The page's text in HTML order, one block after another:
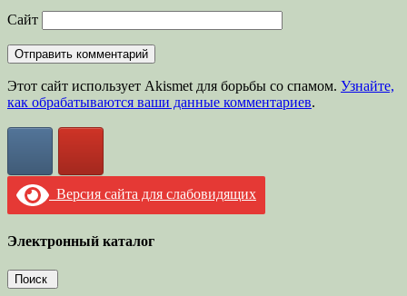
Сайт
Этот сайт использует Akismet для борьбы со спамом. Узнайте,
как обрабатываются ваши данные комментариев.
Версия сайта для слабовидящих
Электронный каталог